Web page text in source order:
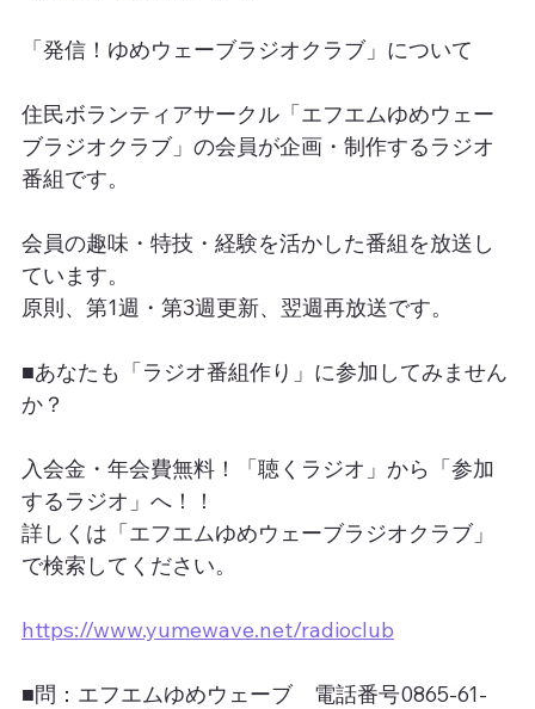
「発信！ゆめウェーブラジオクラブ」について
住民ボランティアサークル「エフエムゆめウェー
ブラジオクラブ」の会員が企画・制作するラジオ
番組です。
会員の趣味・特技・経験を活かした番組を放送し
ています。
原則、第1週・第3週更新、翌週再放送です。
■あなたも「ラジオ番組作り」に参加してみません
か？
入会金・年会費無料！「聴くラジオ」から「参加
するラジオ」へ！！
詳しくは「エフエムゆめウェーブラジオクラブ」
で検索してください。
https://www.yumewave.net/radioclub
■問：エフエムゆめウェーブ　電話番号0865-61-